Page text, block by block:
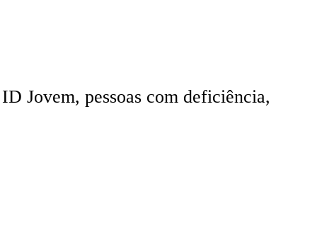
Jovem, pessoas com deficiência,